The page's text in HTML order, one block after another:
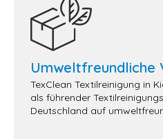
Umweltfreundliche
TexClean Textilreinigung in
als führender
Deutschland auf